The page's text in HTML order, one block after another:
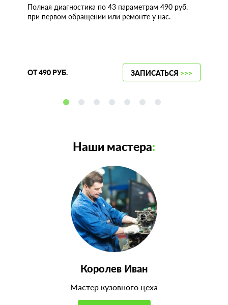
Полная диагностика по 43 параметрам 490 руб.
при первом обращении или ремонте у нас.
ОТ 490 РУБ. ЗАПИСАТЬСЯ >>>
Наши мастера:
Королев Иван
Мастер кузовного цеха